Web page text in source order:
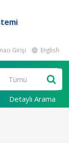
Girişi English
Detaylı Arama